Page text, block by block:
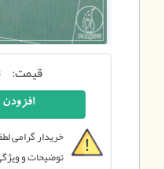
قیمت:
خریدار گرامی
توضیحات و